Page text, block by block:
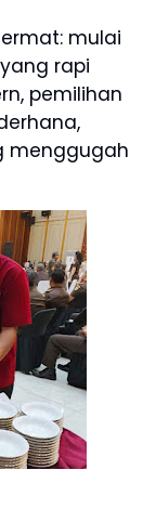
mulai
rapi
pemilihan
menggugah